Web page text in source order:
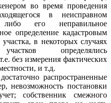
во время проведения
в неисправном
либо его неправильное
определение кадастровым
в некоторых случаях
определялись
без измерения фактических
и т.д.
распространенные
невозможность постановки
собственник смежного